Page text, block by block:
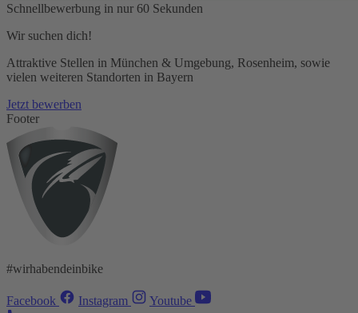
Schnellbewerbung in nur 60 Sekunden
Wir suchen dich!
Attraktive Stellen in München & Umgebung, Rosenheim, sowie
vielen weiteren Standorten in Bayern
Jetzt bewerben
Footer
#wirhabendeinbike
Facebook Instagram Youtube